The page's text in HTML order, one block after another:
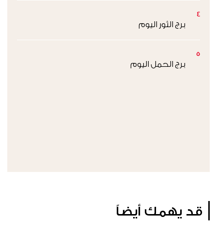
4
برج الثور اليوم
5
برج الحمل اليوم
قد يهمك أيضاً